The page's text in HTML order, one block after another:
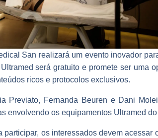
San realizará um evento inovador
será gratuito e promete ser uma
ricos e protocolos exclusivos.
Previato, Fernanda Beuren e Dani
envolvendo os equipamentos Ultramed
os interessados devem acessar